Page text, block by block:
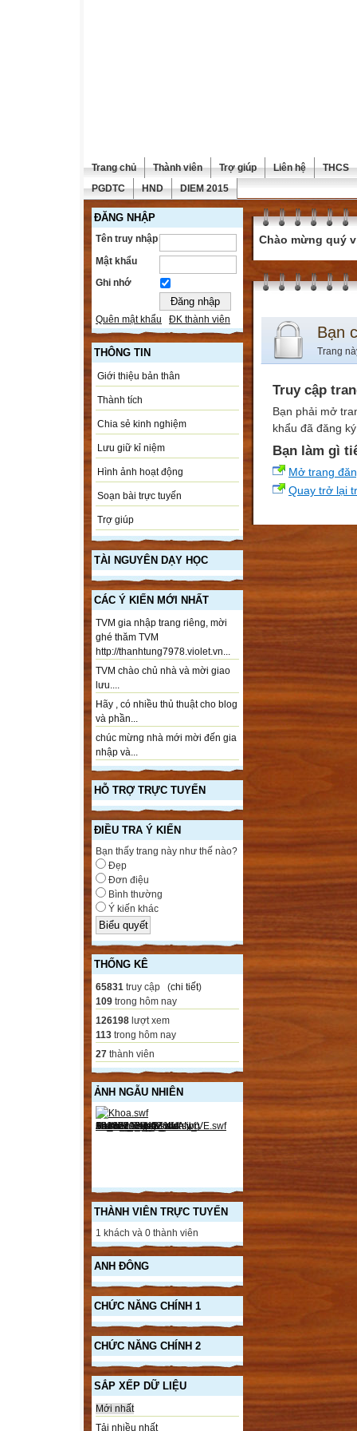
Trang chủ Thành viên Trợ giúp Liên hệ
THCS
PGDTC
HND DIEM 2015
ĐĂNG NHẬP
Tên truy nhập
Mật khẩu
Ghi nhớ
Quên mật khẩu ĐK thành viên
THÔNG TIN
Giới thiệu bản thân
Thành tích
Chia sẻ kinh nghiệm
Lưu giữ kỉ niệm
Hình ảnh hoạt động
Soạn bài trực tuyến
Trợ giúp
TÀI NGUYÊN DẠY HỌC
CÁC Ý KIẾN MỚI NHẤT
TVM gia nhập trang riêng, mời
ghé thăm TVM
http://thanhtung7978.violet.vn...
TVM chào chủ nhà và mời giao
lưu....
Hãy , có nhiều thủ thuật cho blog
và phần...
chúc mừng nhà mới mời đến gia
nhập và...
HỖ TRỢ TRỰC TUYẾN
ĐIỀU TRA Ý KIẾN
Bạn thấy trang này như thế nào?
Đẹp
Đơn điệu
Bình thường
Ý kiến khác
THỐNG KÊ
65831 truy cập (chi tiết)
109 trong hôm nay
126198 lượt xem
113 trong hôm nay
27 thành viên
ẢNH NGẪU NHIÊN
THÀNH VIÊN TRỰC TUYẾN
1 khách và 0 thành viên
ANH ĐÔNG
CHỨC NĂNG CHÍNH 1
CHỨC NĂNG CHÍNH 2
SẮP XẾP DỮ LIỆU
Mới nhất
Tải nhiều nhất
Chào mừng quý
Bạn
Trang
Truy cập
Bạn phải mở
khẩu đã đăng
Bạn làm gì
Mở trang
Quay trở lại